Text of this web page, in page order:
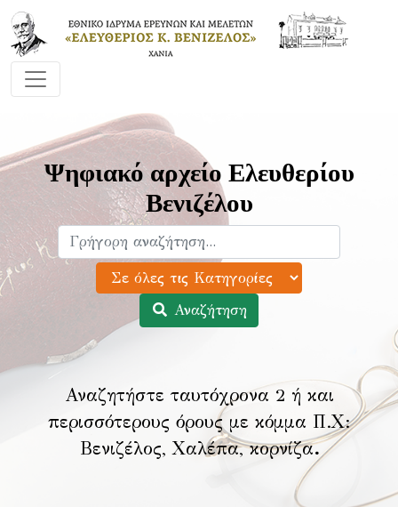
Ψηφιακό αρχείο Ελευθερίου
Βενιζέλου
Αναζήτηση
Αναζητήστε ταυτόχρονα 2 ή και
περισσότερους όρους με κόμμα Π.Χ:
Βενιζέλος, Χαλέπα, κορνίζα.